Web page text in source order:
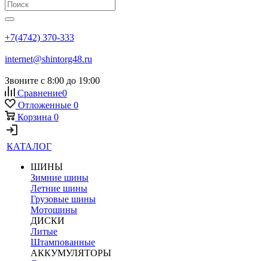
+7(4742) 370-333
internet@shintorg48.ru
Звоните с 8:00 до 19:00
Сравнение0
Отложенные 0
Корзина 0
КАТАЛОГ
ШИНЫ
Зимние шины
Летние шины
Грузовые шины
Мотошины
ДИСКИ
Литые
Штампованные
АККУМУЛЯТОРЫ